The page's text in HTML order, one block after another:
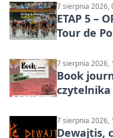
7 sierpnia 2026,
ETAP 5 –
Tour de
7 sierpnia 2026,
Book
czytelnika
7 sierpnia 2026,
Dewajtis,